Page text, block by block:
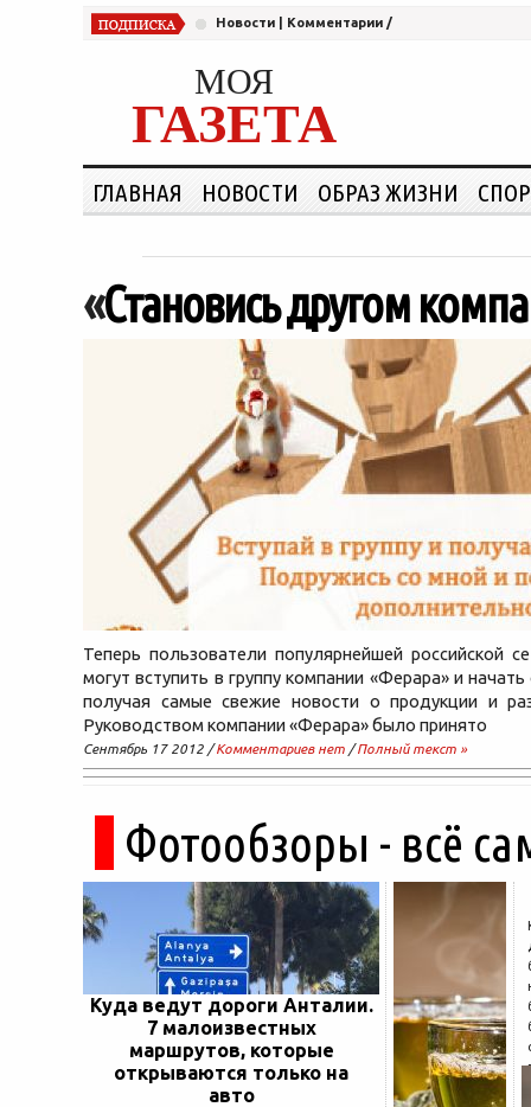
Новости Комментарии /
МОЯ
ГАЗЕТА
ГЛАВНАЯ НОВОСТИ ОБРАЗ ЖИЗНИ
«Становись другом
Теперь пользователи популярнейшей российской
могут вступить в группу компании «Ферара» и
получая самые свежие новости о продукции и
Руководством компании «Ферара» было принято
Сентябрь 17 2012 /Комментариев нет /Полный текст »
Фотообзоры - всё
Куда ведут дороги Анталии.
7 малоизвестных
маршрутов, которые
открываются только на
авто